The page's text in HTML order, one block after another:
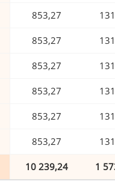
853,27
853,27
853,27
853,27
853,27
853,27
10 239,24 1